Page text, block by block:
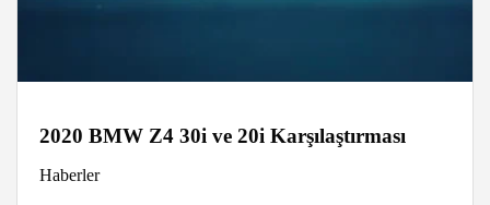
2020 BMW Z4 30i ve 20i Karşılaştırması
Haberler